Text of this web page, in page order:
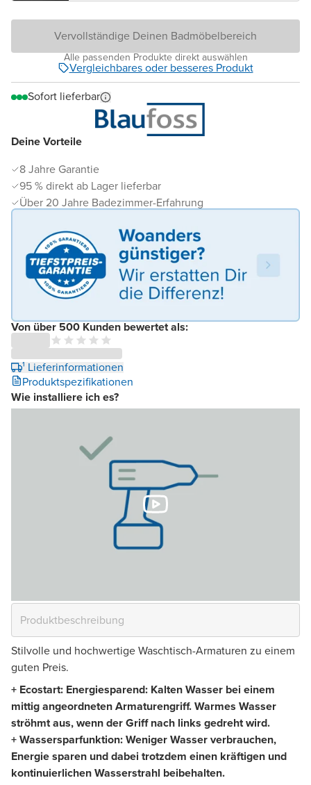
Deine Vorteile
8 Jahre Garantie
95 % direkt ab Lager lieferbar
Über 20 Jahre Badezimmer-Erfahrung
Von über 500 Kunden bewertet als:
¹ Lieferinformationen
Produktspezifikationen
Wie installiere ich es?
Vervollständige Deinen Badmöbelbereich
Alle passenden Produkte direkt auswählen
Vergleichbares oder besseres Produkt
Sofort lieferbar
Stilvolle und hochwertige Waschtisch-Armaturen zu einem
guten Preis.
+ Ecostart: Energiesparend: Kalten Wasser bei einem
mittig angeordneten Armaturengriff. Warmes Wasser
ströhmt aus, wenn der Griff nach links gedreht wird.
+ Wassersparfunktion: Weniger Wasser verbrauchen,
Energie sparen und dabei trotzdem einen kräftigen und
kontinuierlichen Wasserstrahl beibehalten.